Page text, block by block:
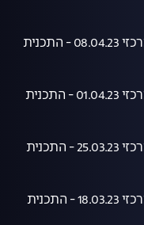
המטה המרכזי 08.04.23 - התכנית
המטה המרכזי 01.04.23 - התכנית
המטה המרכזי 25.03.23 - התכנית
המטה המרכזי 18.03.23 - התכנית